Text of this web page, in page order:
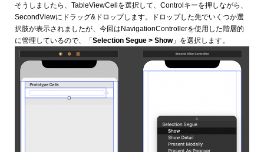
そうしましたら、TableViewCellを選択して、Controlキーを押しながら、
SecondViewにドラッグ&ドロップします。ドロップした先でいくつか選
択肢が表示されましたが、今回はNavigationControllerを使用した階層的
に管理しているので、「 Selection Segue > Show」を選択します。